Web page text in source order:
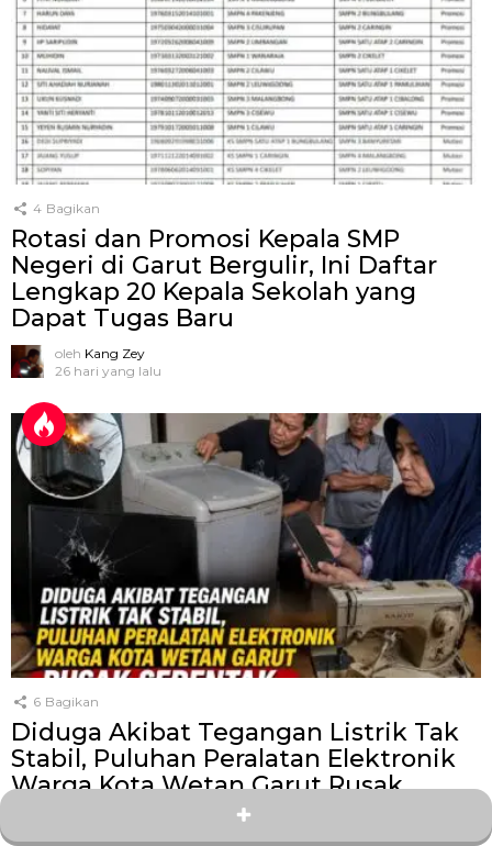
4 Bagikan
Rotasi dan Promosi Kepala SMP
Negeri di Garut Bergulir, Ini Daftar
Lengkap 20 Kepala Sekolah yang
Dapat Tugas Baru
oleh Kang Zey
26 hari yang lalu
6 Bagikan
Diduga Akibat Tegangan Listrik Tak
Stabil, Puluhan Peralatan Elektronik
Warga Kota Wetan Garut Rusak